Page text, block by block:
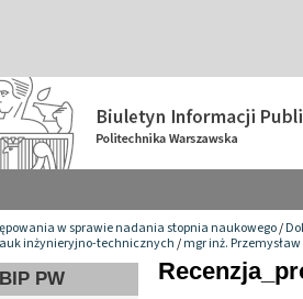
w sprawie nadania stopnia naukowego/
inżynieryjno-technicznych/mgr inż.
BIP PW